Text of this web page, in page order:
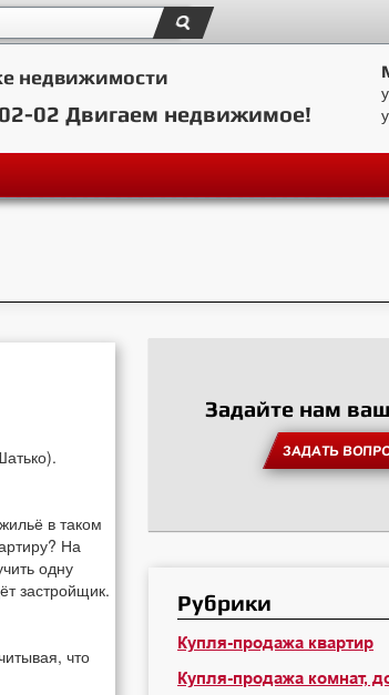
недвижимости
02 Двигаем недвижимое!
в таком
На
одну
застройщик.
что
Задайте нам
ЗАДАТЬ
Рубрики
Купля-продажа квартир
Купля-продажа комнат,